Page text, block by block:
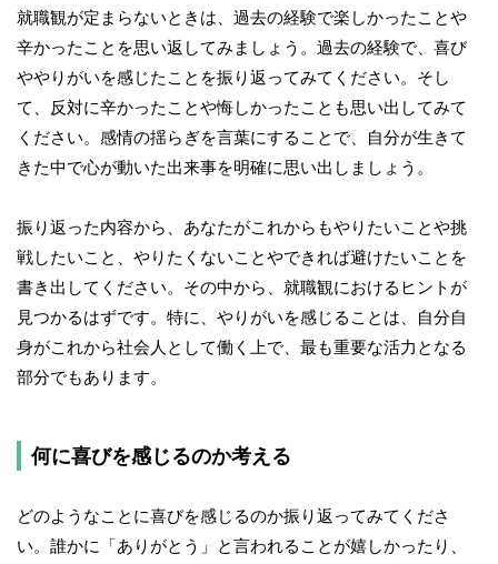
就職観が定まらないときは、過去の経験で楽しかったことや
辛かったことを思い返してみましょう。過去の経験で、喜び
ややりがいを感じたことを振り返ってみてください。そし
て、反対に辛かったことや悔しかったことも思い出してみて
ください。感情の揺らぎを言葉にすることで、自分が生きて
きた中で心が動いた出来事を明確に思い出しましょう。
振り返った内容から、あなたがこれからもやりたいことや挑
戦したいこと、やりたくないことやできれば避けたいことを
書き出してください。その中から、就職観におけるヒントが
見つかるはずです。特に、やりがいを感じることは、自分自
身がこれから社会人として働く上で、最も重要な活力となる
部分でもあります。
何に喜びを感じるのか考える
どのようなことに喜びを感じるのか振り返ってみてくださ
い。誰かに「ありがとう」と言われることが嬉しかったり、